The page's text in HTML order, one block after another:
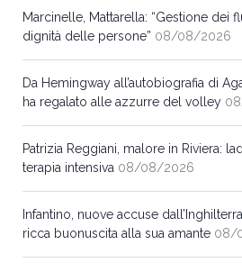
Marcinelle, Mattarella: “Gestione dei
dignità delle persone” 08/08/2026
Da Hemingway all’autobiografia di
ha regalato alle azzurre del volley
Patrizia Reggiani, malore in Riviera:
terapia intensiva 08/08/2026
Infantino, nuove accuse
ricca buonuscita alla sua amante 08/